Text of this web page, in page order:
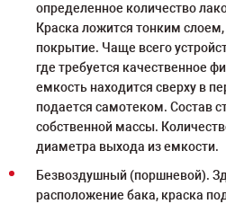
определенное количество
Краска ложится тонким
покрытие. Чаще всего
где требуется качественное
емкость находится сверху в
подается самотеком. Состав
собственной массы.
диаметра выхода из емкости.
Безвоздушный (поршневой).
расположение бака, краска